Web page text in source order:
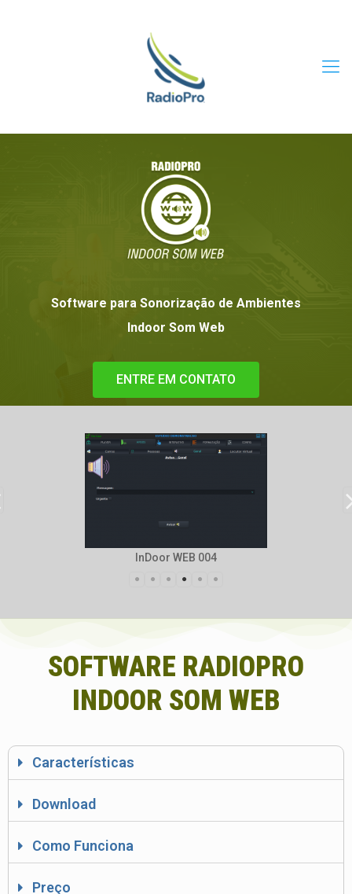
Software para Sonorização de Ambientes
Indoor Som Web
ENTRE EM CONTATO
InDoor WEB 004
SOFTWARE RADIOPRO
INDOOR SOM WEB
Características
Download
Como Funciona
Preço